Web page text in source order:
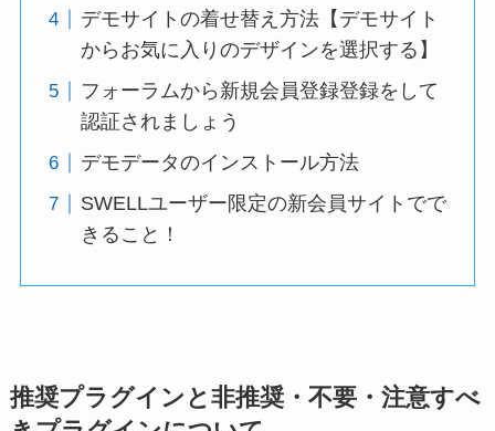
デモサイトの着せ替え方法【デモサイト
からお気に入りのデザインを選択する】
フォーラムから新規会員登録登録をして
認証されましょう
デモデータのインストール方法
SWELLユーザー限定の新会員サイトでで
きること！
推奨プラグインと非推奨・不要・注意すべ